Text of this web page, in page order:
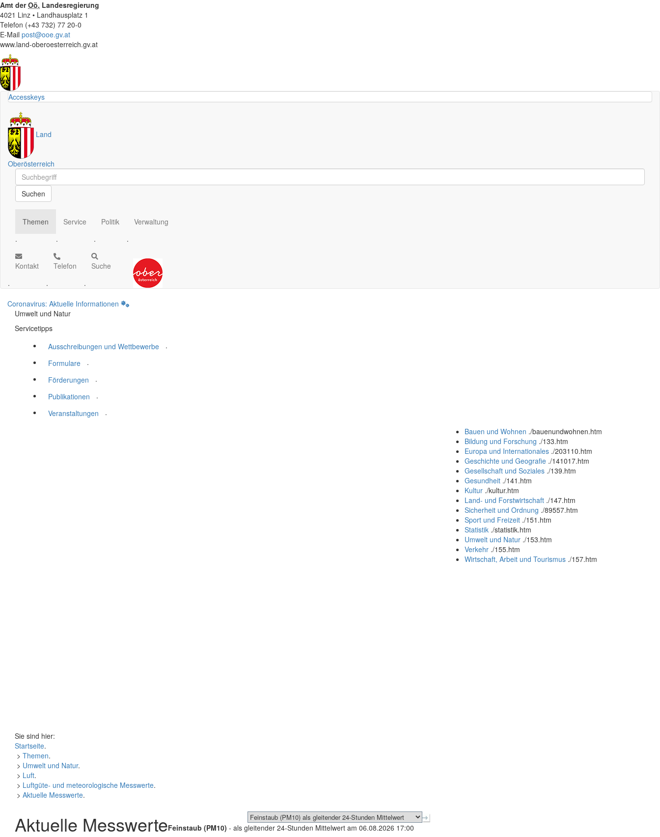
Amt derOö. Landesregierung
4021 Linz • Landhausplatz 1
Telefon (+43 732) 77 20-0
E-Mail post@ooe.gv.at
www.land-oberoesterreich.gv.at
Accesskeys
Land
Oberösterreich
Schnellsuche
Schnellsuche
Suchen
Themen
.
Service
.
Politik
.
Verwaltung
.
Kontakt
.
Telefon
.
Suche
.
Coronavirus: Aktuelle Informationen
Umwelt und Natur
Servicetipps
Ausschreibungen und Wettbewerbe
.
Formulare
.
Förderungen
.
Publikationen
.
Veranstaltungen
.
Bauen und Wohnen ./bauenundwohnen.htm
Bildung und Forschung ./133.htm
Europa und Internationales ./203110.htm
Geschichte und Geografie ./141017.htm
Gesellschaft und Soziales ./139.htm
Gesundheit ./141.htm
Kultur ./kultur.htm
Land- und Forstwirtschaft ./147.htm
Sicherheit und Ordnung ./89557.htm
Sport und Freizeit ./151.htm
Statistik ./statistik.htm
Umwelt und Natur ./153.htm
Verkehr ./155.htm
Wirtschaft, Arbeit und Tourismus ./157.htm
Sie sind hier:
Startseite.
> Themen.
> Umwelt und Natur.
> Luft.
> Luftgüte- und meteorologische Messwerte.
> Aktuelle Messwerte.
Aktuelle MesswerteFeinstaub (PM10) - als gleitender 24-Stunden Mittelwert am 06.08.2026 17:00